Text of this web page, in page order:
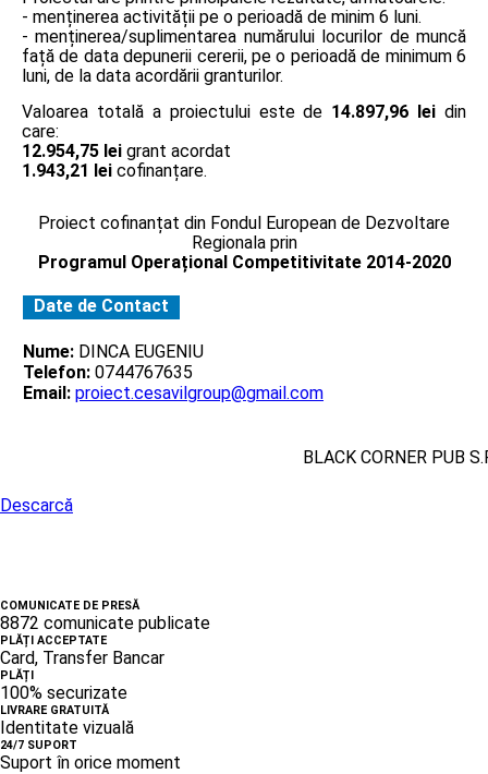
- menținerea activității pe o perioadă de minim 6 luni.
- menținerea/suplimentarea numărului locurilor de muncă
față de data depunerii cererii, pe o perioadă de minimum 6
luni, de la data acordării granturilor.
Valoarea totală a proiectului este de 14.897,96 lei din
care:
12.954,75 lei grant acordat
1.943,21 lei cofinanțare.
Proiect cofinanțat din Fondul European de Dezvoltare
Regionala prin
Programul Operațional Competitivitate 2014-2020
Date de Contact
Nume: DINCA EUGENIU
Telefon: 0744767635
Email: proiect.cesavilgroup@gmail.com
BLACK CORNER PUB
Descarcă
COMUNICATE DE PRESĂ
8872 comunicate publicate
PLĂȚI ACCEPTATE
Card, Transfer Bancar
PLĂȚI
100% securizate
LIVRARE GRATUITĂ
Identitate vizuală
24/7 SUPORT
Suport în orice moment